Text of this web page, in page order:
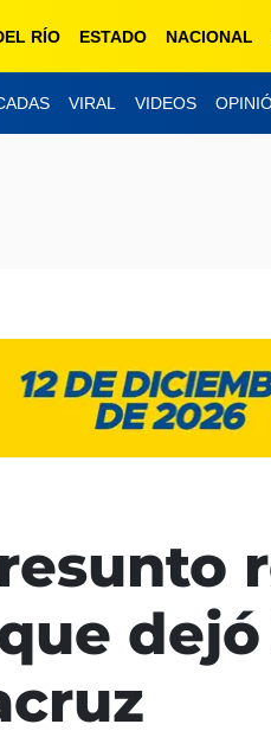
RÍO ESTADO NACIONAL
VIRAL VIDEOS